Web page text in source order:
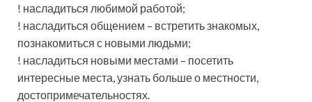
! насладиться любимой работой;
! насладиться общением – встретить знакомых,
познакомиться с новыми людьми;
! насладиться новыми местами – посетить
интересные места, узнать больше о местности,
достопримечательностях.